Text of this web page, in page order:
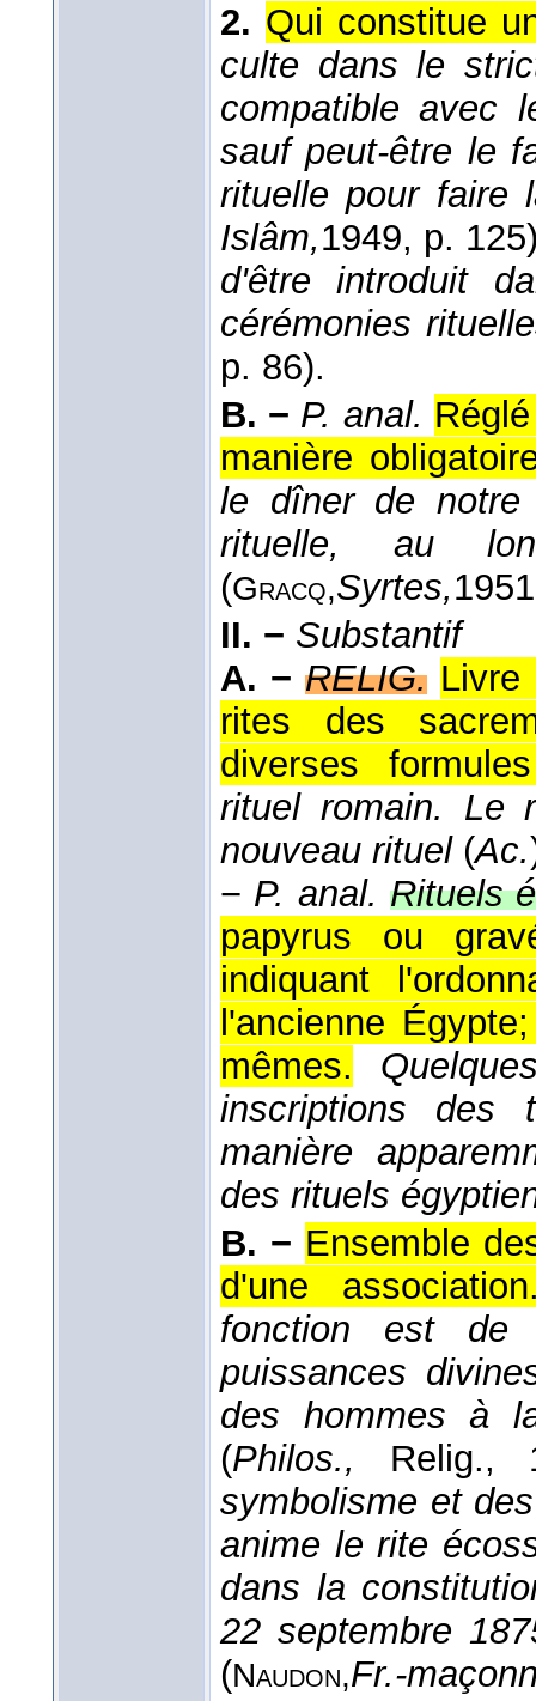
2. Qui constitue
culte dans le
compatible avec
sauf peut-être le
rituelle pour faire
Islâm,1949, p.
d'être introduit
cérémonies
p. 86).
B. − P. anal.
manière
le dîner de notre
rituelle, au
(Gracq,Syrtes,1951
II. − Substantif
A. − RELIG. Livre
rites des
diverses
rituel romain. Le
nouveau rituel (Ac.
− P. anal. Rituels
papyrus ou
indiquant
l'ancienne
mêmes.
inscriptions des
manière
des rituels
B. − Ensemble
d'une
fonction est de
puissances
des hommes à
(Philos., Relig.,
symbolisme et
anime le rite
dans la
22 septembre
(Naudon,Fr.-